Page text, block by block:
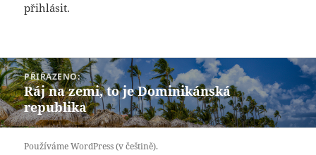
přihlásit.
Navigace
pro
příspěvek
PŘIŘAZENO:
Ráj na zemi, to je Dominikánská
republika
Používáme WordPress (v češtině).